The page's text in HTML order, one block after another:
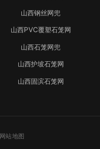
山西钢丝网兜
山西PVC覆塑石笼网
山西石笼网兜
山西护坡石笼网
山西固滨石笼网
网站地图